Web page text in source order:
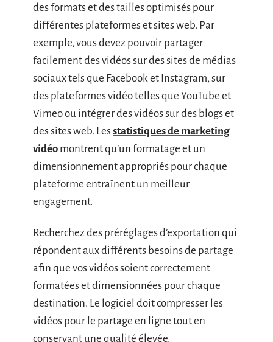
des formats et des tailles optimisés pour
différentes plateformes et sites web. Par
exemple, vous devez pouvoir partager
facilement des vidéos sur des sites de médias
sociaux tels que Facebook et Instagram, sur
des plateformes vidéo telles que YouTube et
Vimeo ou intégrer des vidéos sur des blogs et
des sites web. Lesstatistiques de marketing
vidéo montrent qu’un formatage et un
dimensionnement appropriés pour chaque
plateforme entraînent un meilleur
engagement.
Recherchez des préréglages d’exportation qui
répondent aux différents besoins de partage
afin que vos vidéos soient correctement
formatées et dimensionnées pour chaque
destination. Le logiciel doit compresser les
vidéos pour le partage en ligne tout en
conservant une qualité élevée.